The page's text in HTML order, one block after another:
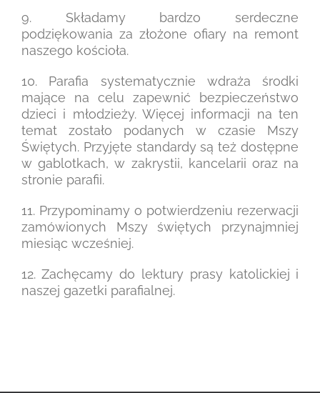
9. Składamy bardzo serdeczne
podziękowania za złożone ofiary na remont
naszego kościoła.
10. Parafia systematycznie wdraża środki
mające na celu zapewnić bezpieczeństwo
dzieci i młodzieży. Więcej informacji na ten
temat zostało podanych w czasie Mszy
Świętych. Przyjęte standardy są też dostępne
w gablotkach, w zakrystii, kancelarii oraz na
stronie parafii.
11. Przypominamy o potwierdzeniu rezerwacji
zamówionych Mszy świętych przynajmniej
miesiąc wcześniej.
12. Zachęcamy do lektury prasy katolickiej i
naszej gazetki parafialnej.